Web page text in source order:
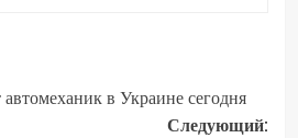
автомеханик в Украине сегодня
Следующий: